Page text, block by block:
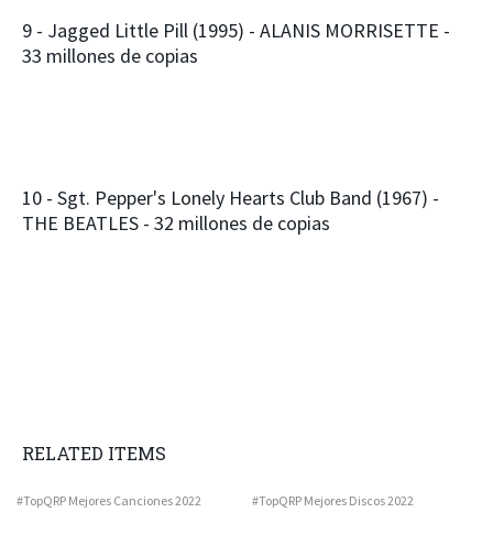
9 - Jagged Little Pill (1995) - ALANIS MORRISETTE -
33 millones de copias
10 - Sgt. Pepper's Lonely Hearts Club Band (1967) -
THE BEATLES - 32 millones de copias
RELATED ITEMS
#TopQRP Mejores Canciones 2022 #TopQRP Mejores Discos 2022